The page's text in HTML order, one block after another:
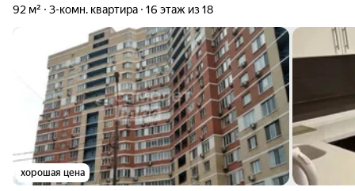
92 м² 3-комн. квартира 16 этаж из 18
хорошая цена